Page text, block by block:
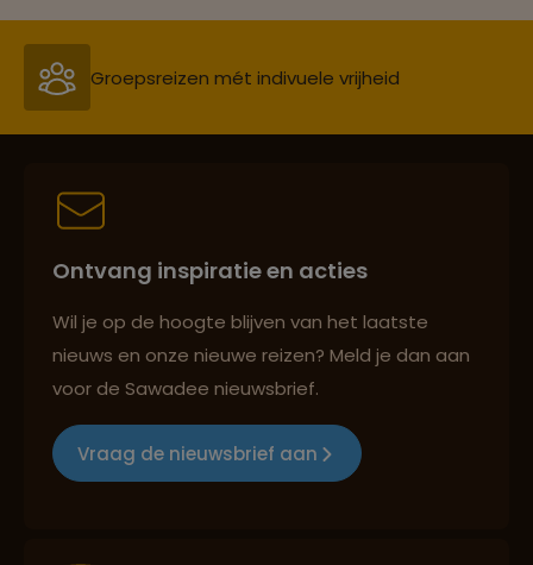
Persoonlijk en deskundig reisadvies
Best beoordeelde reisroutes
Groepsreizen mét indivuele vrijheid
Ontvang inspiratie en acties
Wil je op de hoogte blijven van het laatste
nieuws en onze nieuwe reizen? Meld je dan aan
voor de Sawadee nieuwsbrief.
Vraag de nieuwsbrief aan